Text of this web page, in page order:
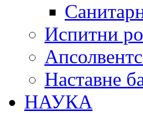
Испитни
Наставне
НАУКА